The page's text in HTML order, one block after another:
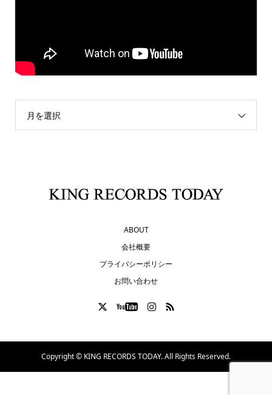
月を選択
ABOUT
会社概要
プライバシーポリシー
お問い合わせ
Copyright © KING RECORDS TODAY. All Rights Reserved.